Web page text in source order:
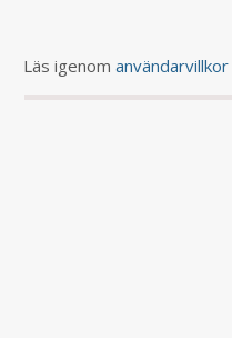
Läs igenomanvändarvillkor